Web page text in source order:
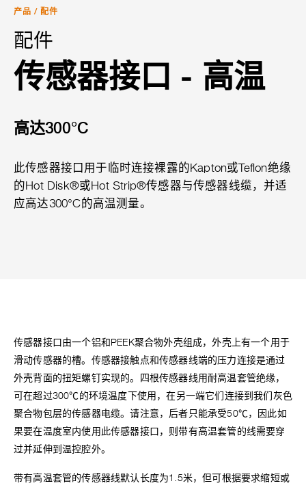
产品 / 配件
配件
传感器接口 - 高温
高达300°C
此传感器接口用于临时连接裸露的Kapton或Teflon绝缘
的Hot Disk®或Hot Strip®传感器与传感器线缆，并适
应高达300°C的高温测量。
传感器接口由一个铝和PEEK聚合物外壳组成，外壳上有一个用于
滑动传感器的槽。传感器接触点和传感器线端的压力连接是通过
外壳背面的扭矩螺钉实现的。四根传感器线用耐高温套管绝缘，
可在超过300℃的环境温度下使用，在另一端它们连接到我们灰色
聚合物包层的传感器电缆。请注意，后者只能承受50℃，因此如
果要在温度室内使用此传感器接口，则带有高温套管的线需要穿
过并延伸到温控腔外。
带有高温套管的传感器线默认长度为1.5米，但可根据要求缩短或